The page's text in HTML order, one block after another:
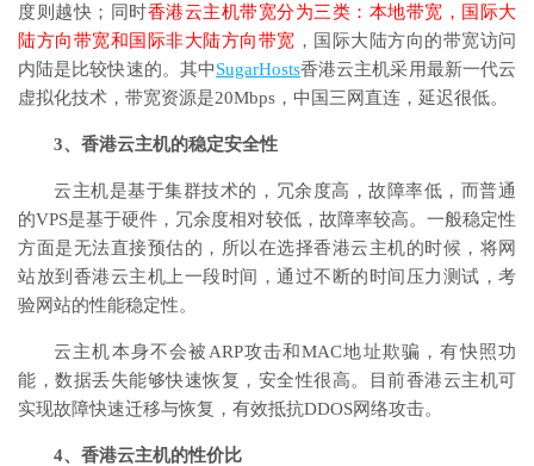
度则越快；同时香港云主机带宽分为三类：本地带宽，国际大
陆方向带宽和国际非大陆方向带宽 ，国际大陆方向的带宽访问
内陆是比较快速的。其中SugarHosts香港云主机采用最新一代云
虚拟化技术，带宽资源是20Mbps，中国三网直连，延迟很低。
3、香港云主机的稳定安全性
云主机是基于集群技术的，冗余度高，故障率低，而普通
的VPS是基于硬件，冗余度相对较低，故障率较高。一般稳定性
方面是无法直接预估的，所以在选择香港云主机的时候，将网
站放到香港云主机上一段时间，通过不断的时间压力测试，考
验网站的性能稳定性。
云主机本身不会被ARP攻击和MAC地址欺骗，有快照功
能，数据丢失能够快速恢复，安全性很高。目前香港云主机可
实现故障快速迁移与恢复，有效抵抗DDOS网络攻击。
4、香港云主机的性价比